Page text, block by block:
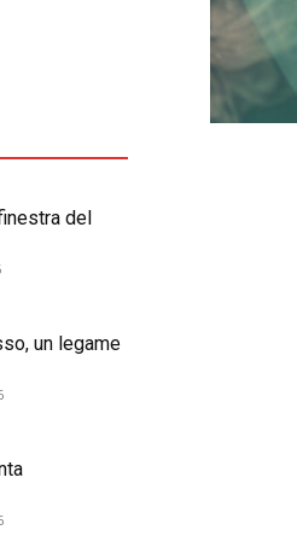
del
un legame